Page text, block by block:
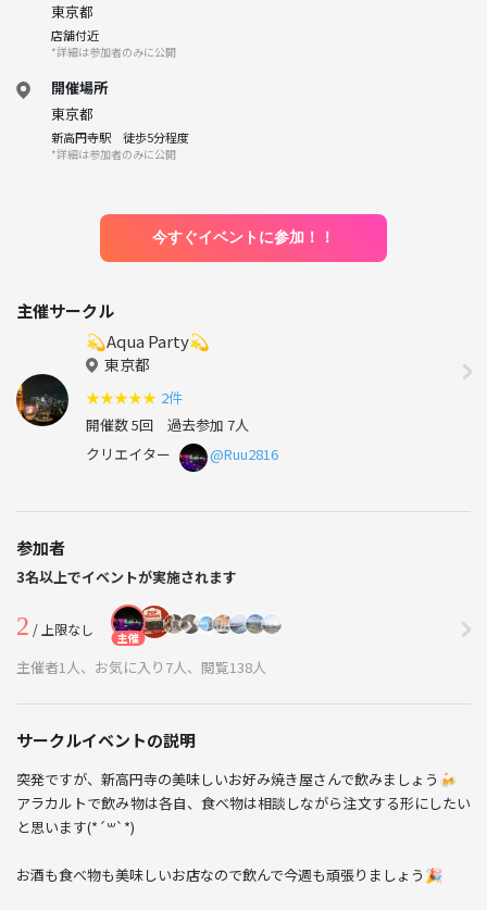
東京都
店舗付近
*詳細は参加者のみに公開
開催場所
東京都
新高円寺駅 徒歩5分程度
*詳細は参加者のみに公開
今すぐイベントに参加！！
主催サークル
💫Aqua Party💫
東京都
★★★★★ 2件
開催数 5回 過去参加 7人
クリエイター
@Ruu2816
参加者
3名以上でイベントが実施されます
2 / 上限なし 主催
主催者1人、お気に入り7人、閲覧138人
サークルイベントの説明
突発ですが、新高円寺の美味しいお好み焼き屋さんで飲みましょう🍻
アラカルトで飲み物は各自、食べ物は相談しながら注文する形にしたい
と思います(*´꒳`*)
お酒も食べ物も美味しいお店なので飲んで今週も頑張りましょう🎉